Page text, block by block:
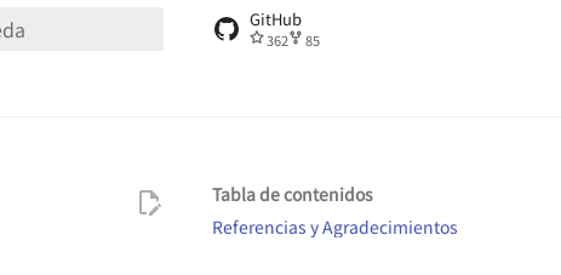
GitHub
362 85
Tabla de contenidos
Referencias y Agradecimientos